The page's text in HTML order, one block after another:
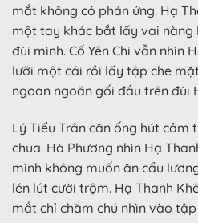
mắt không có phản ứng. Hạ
một tay khác bắt lấy vai nàng
đùi mình. Cố Yên Chi vẫn nhìn
lưỡi một cái rồi lấy tập che mặt
ngoan ngoãn gối đầu trên đùi
Lý Tiểu Trân căn ống hút cảm
chua. Hà Phương nhìn Hạ
mình không muốn ăn cẩu
lén lút cười trộm. Hạ Thanh
mắt chỉ chăm chú nhìn vào